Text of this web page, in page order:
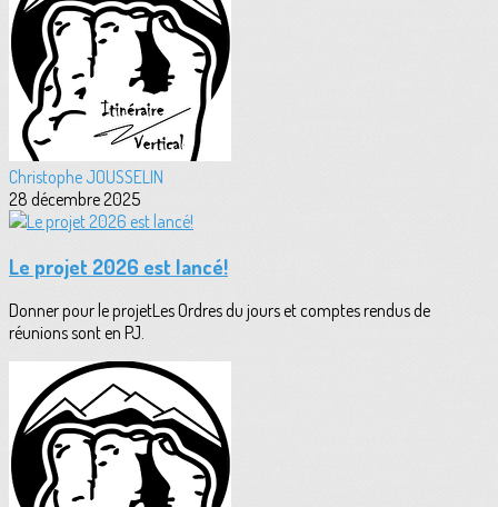
Christophe JOUSSELIN
28 décembre 2025
Le projet 2026 est lancé!
Donner pour le projetLes Ordres du jours et comptes rendus de
réunions sont en PJ.